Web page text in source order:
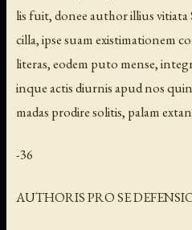
lis fuit, donee author illius vitiata
cilla, ipse suam existimationem
literas, eodem puto mense,
inque actis diurnis apud nos
madas prodire solitis, palam
-36
AUTHORIS PRO SE